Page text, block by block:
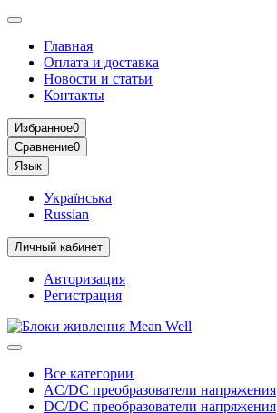
Главная
Оплата и доставка
Новости и статьи
Контакты
Избранное0
Сравнение0
Язык
Українська
Russian
Личный кабинет
Авторизация
Регистрация
Все категории
AC/DC преобразователи напряжения
DC/DC преобразователи напряжения